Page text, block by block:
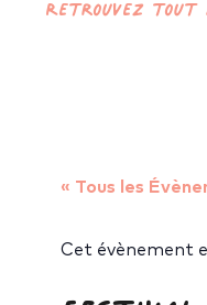
Retrouvez tout
« Tous les
Cet évènement